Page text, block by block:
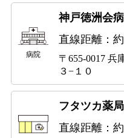
病院
神戸徳洲会
直線距離：
〒655-0017 兵
３−１０
フタツカ薬
直線距離：